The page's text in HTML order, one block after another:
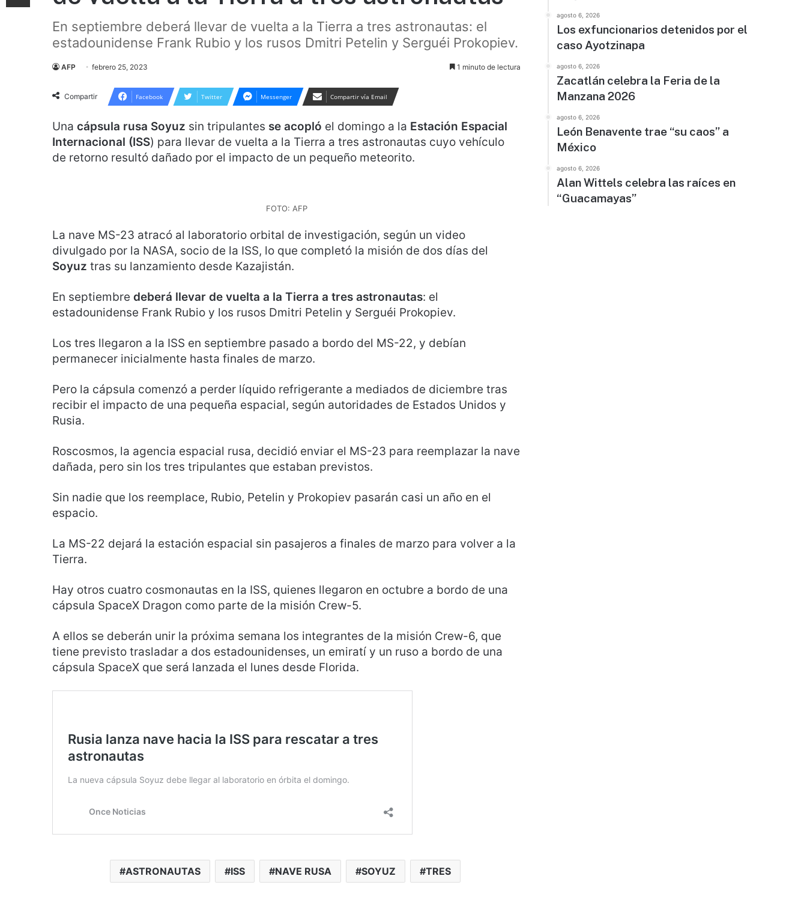
En septiembre deberá llevar de vuelta a la Tierra a tres astronautas: el
estadounidense Frank Rubio y los rusos Dmitri Petelin y Serguéi Prokopiev.
AFP febrero 25, 2023 1 minuto de lectura
Compartir Facebook Twitter Messenger Compartir vía Email
Una cápsula rusa Soyuz sin tripulantes se acopló el domingo a la Estación Espacial
Internacional (ISS) para llevar de vuelta a la Tierra a tres astronautas cuyo vehículo
de retorno resultó dañado por el impacto de un pequeño meteorito.
FOTO: AFP
La nave MS-23 atracó al laboratorio orbital de investigación, según un video
divulgado por la NASA, socio de la ISS, lo que completó la misión de dos días del
Soyuz tras su lanzamiento desde Kazajistán.
En septiembre deberá llevar de vuelta a la Tierra a tres astronautas: el
estadounidense Frank Rubio y los rusos Dmitri Petelin y Serguéi Prokopiev.
Los tres llegaron a la ISS en septiembre pasado a bordo del MS-22, y debían
permanecer inicialmente hasta finales de marzo.
Pero la cápsula comenzó a perder líquido refrigerante a mediados de diciembre tras
recibir el impacto de una pequeña espacial, según autoridades de Estados Unidos y
Rusia.
Roscosmos, la agencia espacial rusa, decidió enviar el MS-23 para reemplazar la nave
dañada, pero sin los tres tripulantes que estaban previstos.
Sin nadie que los reemplace, Rubio, Petelin y Prokopiev pasarán casi un año en el
espacio.
La MS-22 dejará la estación espacial sin pasajeros a finales de marzo para volver a la
Tierra.
Hay otros cuatro cosmonautas en la ISS, quienes llegaron en octubre a bordo de una
cápsula SpaceX Dragon como parte de la misión Crew-5.
A ellos se deberán unir la próxima semana los integrantes de la misión Crew-6, que
tiene previsto trasladar a dos estadounidenses, un emiratí y un ruso a bordo de una
cápsula SpaceX que será lanzada el lunes desde Florida.
ASTRONAUTAS ISS NAVE RUSA SOYUZ TRES
agosto 6, 2026
Los exfuncionarios detenidos por el
caso Ayotzinapa
agosto 6, 2026
Zacatlán celebra la Feria de la
Manzana 2026
agosto 6, 2026
León Benavente trae “su caos” a
México
agosto 6, 2026
Alan Wittels celebra las raíces en
“Guacamayas”